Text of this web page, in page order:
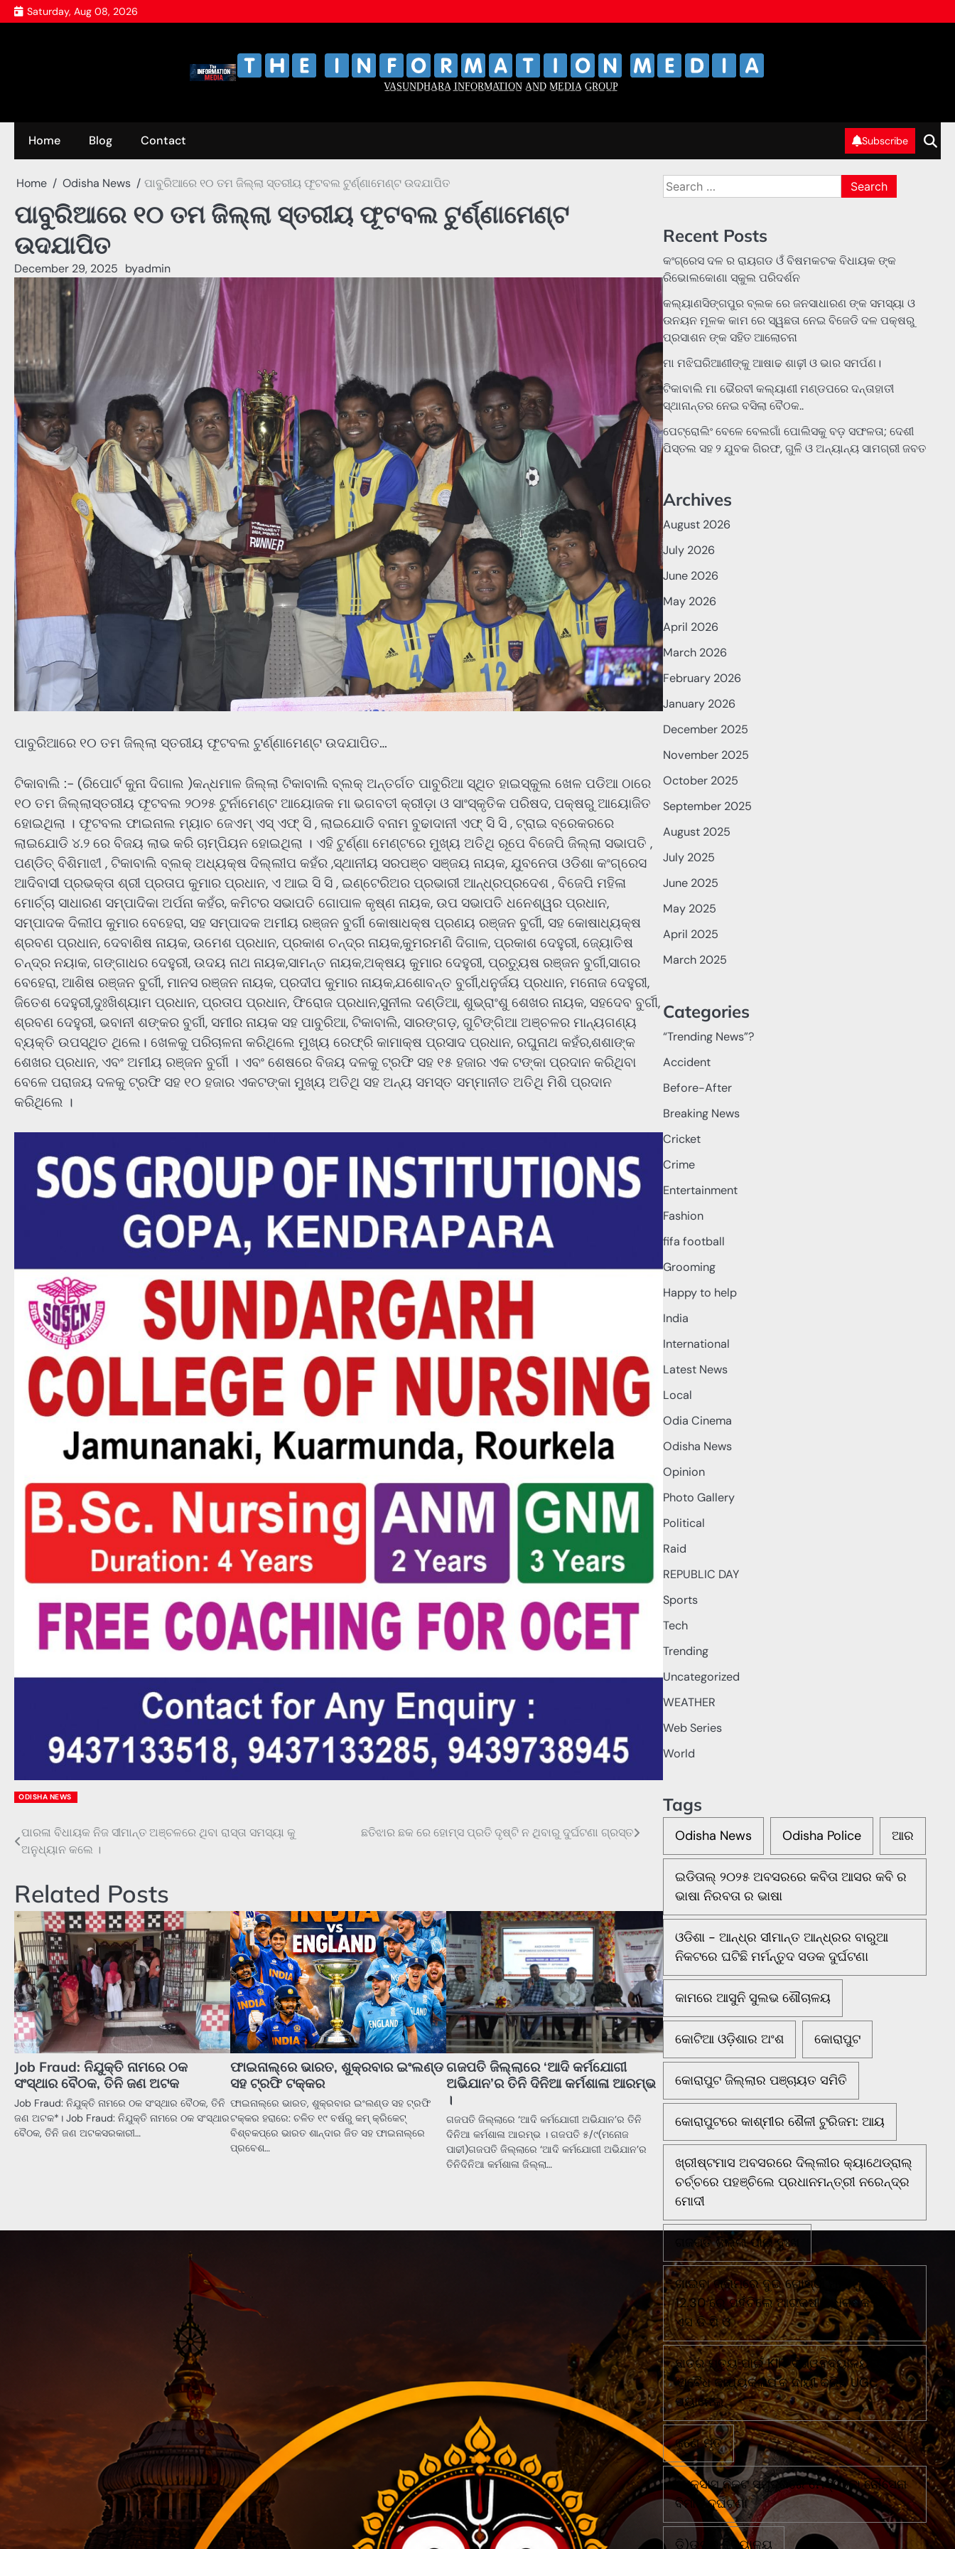
Skip
to
Saturday, Aug 08, 2026
V̲A̲S̲U̲N̲D̲H̲A̲R̲A̲ I̲N̲F̲O̲R̲M̲A̲T̲I̲O̲N̲ A̲N̲D̲ M̲E̲D̲I̲A̲ G̲R̲O̲U̲P̲
Home Blog Contact Subscribe
Home Odisha News ପାବୁରିଆରେ ୧୦ ତମ ଜିଲ୍ଲା ସ୍ତରୀୟ ଫୂଟବଲ ଟୁର୍ଣ୍ଣାମେଣ୍ଟ ଉଦଯାପିତ
ପାବୁରିଆରେ ୧୦ ତମ ଜିଲ୍ଲା ସ୍ତରୀୟ ଫୂଟବଲ ଟୁର୍ଣ୍ଣାମେଣ୍ଟ
ଉଦଯାପିତ
December 29, 2025 byadmin
ପାବୁରିଆରେ ୧୦ ତମ ଜିଲ୍ଲା ସ୍ତରୀୟ ଫୂଟବଲ ଟୁର୍ଣ୍ଣାମେଣ୍ଟ ଉଦଯାପିତ…
ଟିକାବାଲି :- (ରିପୋର୍ଟ କୁନା ଦିଗାଲ )କନ୍ଧମାଳ ଜିଲ୍ଲା ଟିକାବାଲି ବ୍ଲକ୍ ଅନ୍ତର୍ଗତ ପାବୁରିଆ ସ୍ଥିତ ହାଇସ୍କୁଲ ଖେଳ ପଡିଆ ଠାରେ
୧୦ ତମ ଜିଲ୍ଲାସ୍ତରୀୟ ଫୂଟବଲ ୨୦୨୫ ଟୁର୍ନାମେଣ୍ଟ ଆୟୋଜକ ମା ଭଗବତୀ କ୍ରୀଡ଼ା ଓ ସାଂସ୍କୃତିକ ପରିଷଦ, ପକ୍ଷରୁ ଆୟୋଜିତ
ହୋଇଥିଲା । ଫୂଟବଲ ଫାଇନାଲ ମ୍ୟାଚ ଜେଏମ୍ ଏସ୍ ଏଫ୍ ସି , ଲାଇଯୋଡି ବନାମ ବୁଢାଦାନୀ ଏଫ୍ ସି ସି , ଟ୍ରାଇ ବ୍ରେକରରେ
ଲାଇଯୋଡି ୪.୨ ରେ ବିଜୟ ଲାଭ କରି ଚାମ୍ପିୟନ ହୋଇଥିଲା । ଏହି ଟୁର୍ଣ୍ଣା ମେଣ୍ଟରେ ମୁଖ୍ୟ ଅତିଥି ରୂପେ ବିଜେପି ଜିଲ୍ଲା ସଭାପତି ,
ପଣ୍ଡିତ୍ ବିଶିମାଝୀ , ଟିକାବାଲି ବ୍ଲକ୍ ଅଧ୍ୟକ୍ଷ ଦିଲ୍ଲୀପ କହଁର ,ସ୍ଥାନୀୟ ସରପଞ୍ଚ ସଞ୍ଜୟ ନାୟକ, ଯୁବନେତା ଓଡିଶା କଂଗ୍ରେସ
ଆଦିବାସୀ ପ୍ରଭକ୍ତା ଶ୍ରୀ ପ୍ରତାପ କୁମାର ପ୍ରଧାନ, ଏ ଆଇ ସି ସି , ଇଣ୍ଟେରିଅର ପ୍ରଭାରୀ ଆନ୍ଧ୍ରପ୍ରଦେଶ , ବିଜେପି ମହିଳା
ମୋର୍ଚ୍ଚା ସାଧାରଣ ସମ୍ପାଦିକା ଅର୍ପନା କହଁର, କମିଟର ସଭାପତି ଗୋପାଳ କୃଷ୍ଣ ନାୟକ, ଉପ ସଭାପତି ଧନେଶ୍ୱର ପ୍ରଧାନ,
ସମ୍ପାଦକ ଦିଲୀପ କୁମାର ବେହେରା, ସହ ସମ୍ପାଦକ ଅମୀୟ ରଞ୍ଜନ ବୁର୍ଗୀ କୋଷାଧକ୍ଷ ପ୍ରଣୟ ରଞ୍ଜନ ବୁର୍ଗୀ, ସହ କୋଷାଧ୍ୟକ୍ଷ
ଶ୍ରବଣ ପ୍ରଧାନ, ଦେବାଶିଷ ନାୟକ, ଉମେଶ ପ୍ରଧାନ, ପ୍ରକାଶ ଚନ୍ଦ୍ର ନାୟକ,କୁମରମଣି ଦିଗାଳ, ପ୍ରକାଶ ଦେହୁରୀ, ଜ୍ୟୋତିଷ
ଚନ୍ଦ୍ର ନୟାକ, ଗଙ୍ଗାଧର ଦେହୁରୀ, ଉଦୟ ନାଥ ନାୟକ,ସାମନ୍ତ ନାୟକ,ଅକ୍ଷୟ କୁମାର ଦେହୁରୀ, ପ୍ରତ୍ୟୁଷ ରଞ୍ଜନ ବୁର୍ଗୀ,ସାଗର
ବେହେରା, ଆଶିଷ ରଞ୍ଜନ ବୁର୍ଗୀ, ମାନସ ରଞ୍ଜନ ନାୟକ, ପ୍ରଦୀପ କୁମାର ନାୟକ,ଯଶୋବନ୍ତ ବୁର୍ଗୀ,ଧନୁର୍ଜୟ ପ୍ରଧାନ, ମନୋଜ ଦେହୁରୀ,
ଜିତେଶ ଦେହୁରୀ,ଦୁଃଖିଶ୍ୟାମ ପ୍ରଧାନ, ପ୍ରତାପ ପ୍ରଧାନ, ଫିରୋଜ ପ୍ରଧାନ,ସୁନୀଲ ଦଣ୍ଡିଆ, ଶୁଭ୍ରାଂଶୁ ଶେଖର ନାୟକ, ସହଦେବ ବୁର୍ଗୀ,
ଶ୍ରବଣ ଦେହୁରୀ, ଭବାନୀ ଶଙ୍କର ବୁର୍ଗୀ, ସମୀର ନାୟକ ସହ ପାବୁରିଆ, ଟିକାବାଲି, ସାରଙ୍ଗଡ଼, ଗୁଟିଙ୍ଗିଆ ଅଞ୍ଚଳର ମାନ୍ୟଗଣ୍ୟ
ବ୍ୟକ୍ତି ଉପସ୍ଥିତ ଥିଲେ। ଖେଳକୁ ପରିଚାଳନା କରିଥିଲେ ମୁଖ୍ୟ ରେଫ୍ରି କାମାକ୍ଷ ପ୍ରସାଦ ପ୍ରଧାନ, ରଘୁନାଥ କହଁର,ଶଶାଙ୍କ
ଶେଖର ପ୍ରଧାନ, ଏବଂ ଅମୀୟ ରଞ୍ଜନ ବୁର୍ଗୀ । ଏବଂ ଶେଷରେ ବିଜୟ ଦଳକୁ ଟ୍ରଫି ସହ ୧୫ ହଜାର ଏକ ଟଙ୍କା ପ୍ରଦାନ କରିଥିବା
ବେଳେ ପରାଜୟ ଦଳକୁ ଟ୍ରଫି ସହ ୧୦ ହଜାର ଏକଟଙ୍କା ମୁଖ୍ୟ ଅତିଥି ସହ ଅନ୍ୟ ସମସ୍ତ ସମ୍ମାନୀତ ଅତିଥି ମିଶି ପ୍ରଦାନ
କରିଥିଲେ ।
ODISHA NEWS
Post
navigation
ପାରଳା ବିଧାୟକ ନିଜ ସୀମାନ୍ତ ଅଞ୍ଚଳରେ ଥିବା ରାସ୍ତା ସମସ୍ୟା କୁ
ଅନୁଧ୍ୟାନ କଲେ ।
ଛତିଝାର ଛକ ରେ ହୋମ୍ସ ପ୍ରତି ଦୃଷ୍ଟି ନ ଥିବାରୁ ଦୁର୍ଘଟଣା ଗ୍ରସ୍ତ
Related Posts
Job Fraud: ନିଯୁକ୍ତି ନାମରେ ଠକ
ସଂସ୍ଥାର ବୈଠକ, ତିନି ଜଣ ଅଟକ
Job Fraud: ନିଯୁକ୍ତି ନାମରେ ଠକ ସଂସ୍ଥାର ବୈଠକ, ତିନି
ଜଣ ଅଟକ*। Job Fraud: ନିଯୁକ୍ତି ନାମରେ ଠକ ସଂସ୍ଥାର
ବୈଠକ, ତିନି ଜଣ ଅଟକସରକାରୀ…
ଫାଇନାଲ୍‌ରେ ଭାରତ, ଶୁକ୍ରବାର ଇଂଲଣ୍ଡ
ସହ ଟ୍ରଫି ଟକ୍କର
ଫାଇନାଲ୍‌ରେ ଭାରତ, ଶୁକ୍ରବାର ଇଂଲଣ୍ଡ ସହ ଟ୍ରଫି
ଟକ୍କର ହରାରେ: ଚଳିତ ୧୯ ବର୍ଷରୁ କମ୍‌ କ୍ରିକେଟ୍‌
ବିଶ୍ବକପ୍‌ରେ ଭାରତ ଶାନ୍ଦାର ଜିତ ସହ ଫାଇନାଲ୍‌ରେ
ପ୍ରବେଶ…
ଗଜପତି ଜିଲ୍ଲାରେ ‘ଆଦି କର୍ମଯୋଗୀ
ଅଭିଯାନ’ର ତିନି ଦିନିଆ କର୍ମଶାଳା ଆରମ୍ଭ
।
ଗଜପତି ଜିଲ୍ଲାରେ ‘ଆଦି କର୍ମଯୋଗୀ ଅଭିଯାନ’ର ତିନି
ଦିନିଆ କର୍ମଶାଳା ଆରମ୍ଭ । ଗଜପତି ୫/୯(ମନୋଜ
ପାଢୀ)ଗଜପତି ଜିଲ୍ଲାରେ ‘ଆଦି କର୍ମଯୋଗୀ ଅଭିଯାନ’ର
ତିନିଦିନିଆ କର୍ମଶାଳା ଜିଲ୍ଲା…
Search
for:
Recent Posts
କଂଗ୍ରେସ ଦଳ ର ରାୟଗଡ ଓଁ ବିଷମକଟକ ବିଧାୟକ ଙ୍କ
ରିଭୋଲକୋଣା ସ୍କୁଲ ପରିଦର୍ଶନ
କଲ୍ୟାଣସିଙ୍ଗପୁର ବ୍ଲକ ରେ ଜନସାଧାରଣ ଙ୍କ ସମସ୍ୟା ଓ
ଉନୟନ ମୂଳକ କାମ ରେ ସ୍ୱଛତା ନେଇ ବିଜେଡି ଦଳ ପକ୍ଷରୁ
ପ୍ରସାଶନ ଙ୍କ ସହିତ ଆଲୋଚନା
ମା ମଝିଘରିଆଣୀଙ୍କୁ ଆଷାଢ ଶାଢ଼ୀ ଓ ଭାର ସମର୍ପଣ।
ଟିକାବାଲି ମା ଭୈରବୀ କଲ୍ୟାଣୀ ମଣ୍ଡପରେ ଦନ୍ତାହାତୀ
ସ୍ଥାନାନ୍ତର ନେଇ ବସିଲା ବୈଠକ..
ପେଟ୍ରୋଲିଂ ବେଳେ ବେଲଗାଁ ପୋଲିସକୁ ବଡ଼ ସଫଳତା; ଦେଶୀ
ପିସ୍ତଲ ସହ ୨ ଯୁବକ ଗିରଫ, ଗୁଳି ଓ ଅନ୍ୟାନ୍ୟ ସାମଗ୍ରୀ ଜବତ
Archives
August 2026
July 2026
June 2026
May 2026
April 2026
March 2026
February 2026
January 2026
December 2025
November 2025
October 2025
September 2025
August 2025
July 2025
June 2025
May 2025
April 2025
March 2025
Categories
“Trending News”?
Accident
Before-After
Breaking News
Cricket
Crime
Entertainment
Fashion
fifa football
Grooming
Happy to help
India
International
Latest News
Local
Odia Cinema
Odisha News
Opinion
Photo Gallery
Political
Raid
REPUBLIC DAY
Sports
Tech
Trending
Uncategorized
WEATHER
Web Series
World
Tags
Odisha News Odisha Police ଆର
ଇଡିତାଲ୍ ୨୦୨୫ ଅବସରରେ କବିତା ଆସର କବି ର
ଭାଷା ନିରବତା ର ଭାଷା
ଓଡିଶା - ଆନ୍ଧ୍ର ସୀମାନ୍ତ ଆନ୍ଧ୍ରର ବାରୁଆ
ନିକଟରେ ଘଟିଛି ମର୍ମନ୍ତୁଦ ସଡକ ଦୁର୍ଘଟଣା
କାମରେ ଆସୁନି ସୁଲଭ ଶୌଚାଳୟ
କୋଟିଆ ଓଡ଼ିଶାର ଅଂଶ କୋରାପୁଟ
କୋରାପୁଟ ଜିଲ୍ଲାର ପଞ୍ଚାୟତ ସମିତି
କୋରାପୁଟରେ କାଶ୍ମୀର ଶୈଳୀ ଟୁରିଜମ: ଆୟ
ଖ୍ରୀଷ୍ଟମାସ ଅବସରରେ ଦିଲ୍ଲୀର କ୍ୟାଥେଡ୍ରାଲ୍
ଚର୍ଚ୍ଚରେ ପହଞ୍ଚିଲେ ପ୍ରଧାନମନ୍ତ୍ରୀ ନରେନ୍ଦ୍ର
ମୋଦୀ
ଗଜପତି ଜିଲ୍ଲା ପାଇଁ ଦୁଃଖ
ଗାଇବା ଗ୍ରାମରେ ଦୁଇ ଗୋଷ୍ଠୀ ମୁହାଁ ମୁହିଁରାତି
12.30 ରେ ପହଁଚିଲେ ଆରକ୍ଷୀ ଅଧିକ୍ଷକ ଏବଂ
ଏସ ଡି ପି ଓ
ଛାତ୍ର ମୃତ୍ୟୁ ପାଇଁ KIIT ବିଶ୍ୱବିଦ୍ୟାଳୟର
'ଅବୈଧ କାର୍ଯ୍ୟକଳାପ'କୁ ଦାୟୀ କରିଛି UGC
ପ୍ୟାନେଲ
ଜଣେ ମୃତ
ଟେକ୍ସାସ ନିକଟ ସମୁଦ୍ରରେ ମେକ୍ସିକୋ ନୌସେନା
ବିମାନ ଦୁର୍ଘଟଣା
ଡି)ଉଚ୍ଚ ବିଦ୍ୟାଳୟ